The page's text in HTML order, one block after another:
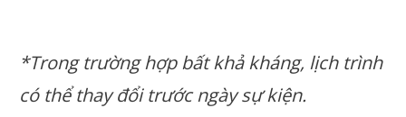
*Trong trường hợp bất khả kháng, lịch trình
có thể thay đổi trước ngày sự kiện.